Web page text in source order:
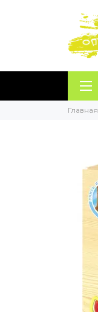
Главная